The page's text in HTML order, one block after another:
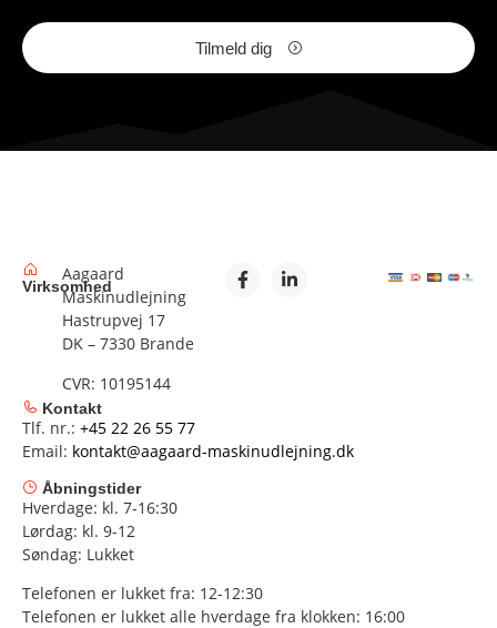
Tilmeld dig
Virksomhed
Aagaard
Maskinudlejning
Hastrupvej 17
DK – 7330 Brande
CVR: 10195144
Kontakt
Tlf. nr.: +45 22 26 55 77
Email: kontakt@aagaard-maskinudlejning.dk
Åbningstider
Hverdage: kl. 7-16:30
Lørdag: kl. 9-12
Søndag: Lukket
Telefonen er lukket fra: 12-12:30
Telefonen er lukket alle hverdage fra klokken: 16:00